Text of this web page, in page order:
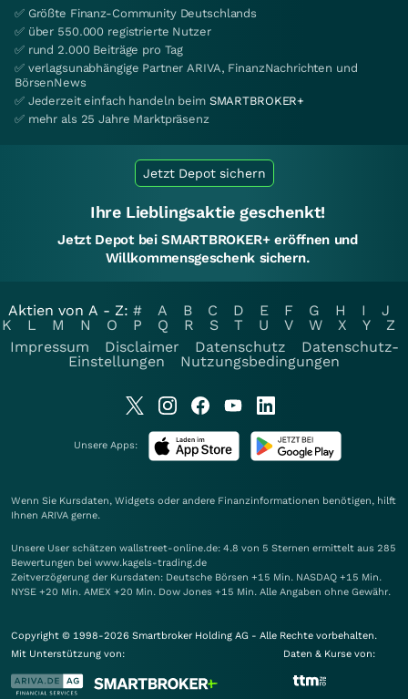
✅ Größte Finanz-Community Deutschlands
✅ über 550.000 registrierte Nutzer
✅ rund 2.000 Beiträge pro Tag
✅ verlagsunabhängige Partner ARIVA, FinanzNachrichten und
BörsenNews
✅ Jederzeit einfach handeln beim SMARTBROKER+
✅ mehr als 25 Jahre Marktpräsenz
Jetzt Depot sichern
Ihre Lieblingsaktie geschenkt!
Jetzt Depot bei SMARTBROKER+ eröffnen und
Willkommensgeschenk sichern.
Aktien von A - Z: # A B C D E F G H I
J
K
L M N O P Q R S T U V W X Y
Z
Impressum
Disclaimer Datenschutz
Datenschutz-
Einstellungen
Nutzungsbedingungen
Unsere Apps:
Wenn Sie Kursdaten, Widgets oder andere Finanzinformationen benötigen, hilft
Ihnen ARIVA gerne.
Unsere User schätzen wallstreet-online.de: 4.8 von 5 Sternen ermittelt aus 285
Bewertungen bei www.kagels-trading.de
Zeitverzögerung der Kursdaten: Deutsche Börsen +15 Min. NASDAQ +15 Min.
NYSE +20 Min. AMEX +20 Min. Dow Jones +15 Min. Alle Angaben ohne Gewähr.
Copyright © 1998-2026 Smartbroker Holding AG - Alle Rechte vorbehalten.
Mit Unterstützung von:
Daten & Kurse von: